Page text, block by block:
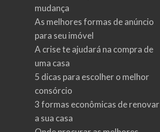
mudança
As melhores formas de anúncio
para seu imóvel
A crise te ajudará na compra de
uma casa
5 dicas para escolher o melhor
consórcio
3 formas econômicas de renovar
a sua casa